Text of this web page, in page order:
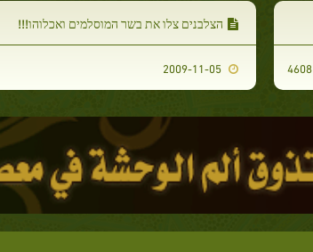
4608
הצלבנים צלו את בשר המוסלמים ואכלוהו!!!
2009-11-05